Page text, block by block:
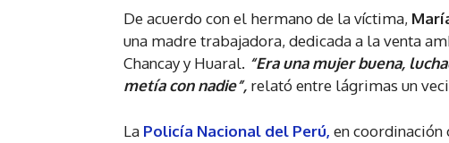
De acuerdo con el hermano de la víctima,
una madre trabajadora, dedicada a la venta
Chancay y Huaral. “Era una mujer buena,
metía con nadie”, relató entre lágrimas un
La Policía Nacional del Perú, en